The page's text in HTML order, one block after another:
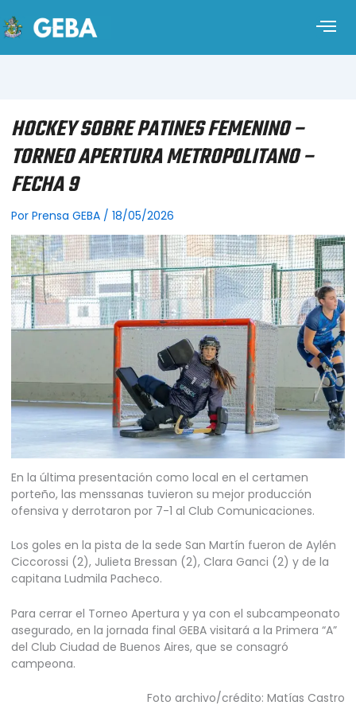
HOCKEY SOBRE PATINES FEMENINO –
TORNEO APERTURA METROPOLITANO –
FECHA 9
Por Prensa GEBA / 18/05/2026
En la última presentación como local en el certamen
porteño, las menssanas tuvieron su mejor producción
ofensiva y derrotaron por 7-1 al Club Comunicaciones.
Los goles en la pista de la sede San Martín fueron de Aylén
Ciccorossi (2), Julieta Bressan (2), Clara Ganci (2) y de la
capitana Ludmila Pacheco.
Para cerrar el Torneo Apertura y ya con el subcampeonato
asegurado, en la jornada final GEBA visitará a la Primera “A”
del Club Ciudad de Buenos Aires, que se consagró
campeona.
Foto archivo/crédito: Matías Castro